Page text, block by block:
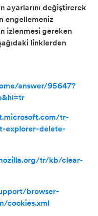
ayarlarını değiştirerek
engellemeniz
izlenmesi gereken
linklerden
answer/95647?
tr-
explorer-delete-
tr/kb/clear-
browser-
cookies.xml